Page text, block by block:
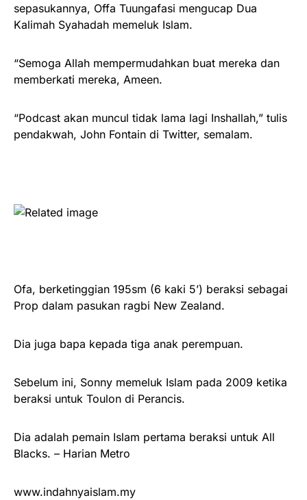
sepasukannya, Offa Tuungafasi mengucap Dua
Kalimah Syahadah memeluk Islam.
“Semoga Allah mempermudahkan buat mereka dan
memberkati mereka, Ameen.
“Podcast akan muncul tidak lama lagi Inshallah,” tulis
pendakwah, John Fontain di Twitter, semalam.
Ofa, berketinggian 195sm (6 kaki 5’) beraksi sebagai
Prop dalam pasukan ragbi New Zealand.
Dia juga bapa kepada tiga anak perempuan.
Sebelum ini, Sonny memeluk Islam pada 2009 ketika
beraksi untuk Toulon di Perancis.
Dia adalah pemain Islam pertama beraksi untuk All
Blacks. – Harian Metro
www.indahnyaislam.my